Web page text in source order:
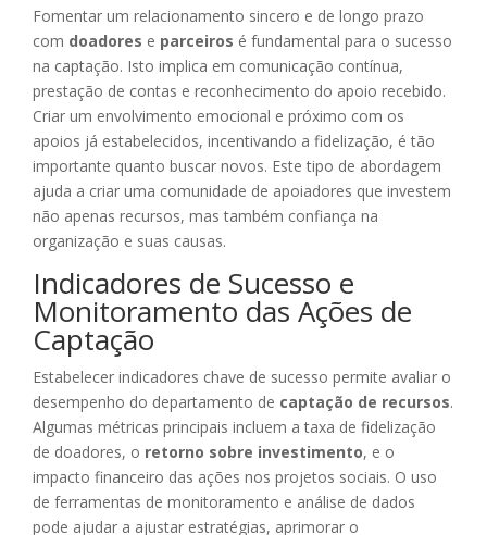
Fomentar um relacionamento sincero e de longo prazo
com doadores e parceiros é fundamental para o sucesso
na captação. Isto implica em comunicação contínua,
prestação de contas e reconhecimento do apoio recebido.
Criar um envolvimento emocional e próximo com os
apoios já estabelecidos, incentivando a fidelização, é tão
importante quanto buscar novos. Este tipo de abordagem
ajuda a criar uma comunidade de apoiadores que investem
não apenas recursos, mas também confiança na
organização e suas causas.
Indicadores de Sucesso e
Monitoramento das Ações de
Captação
Estabelecer indicadores chave de sucesso permite avaliar o
desempenho do departamento de captação de recursos.
Algumas métricas principais incluem a taxa de fidelização
de doadores, o retorno sobre investimento, e o
impacto financeiro das ações nos projetos sociais. O uso
de ferramentas de monitoramento e análise de dados
pode ajudar a ajustar estratégias, aprimorar o